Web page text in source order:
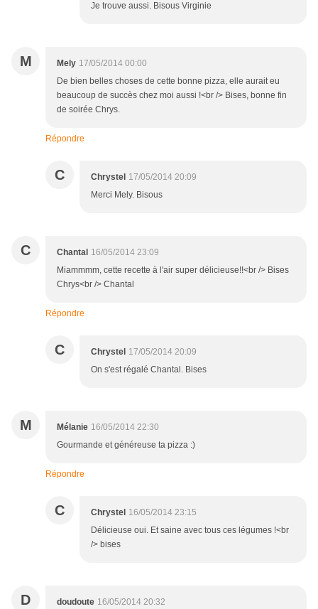
Je trouve aussi. Bisous Virginie
M Mely 17/05/2014 00:00
De bien belles choses de cette bonne pizza, elle aurait eu
beaucoup de succès chez moi aussi !<br /> Bises, bonne fin
de soirée Chrys.
Répondre
C Chrystel 17/05/2014 20:09
Merci Mely. Bisous
C Chantal 16/05/2014 23:09
Miammmm, cette recette à l'air super délicieuse!!<br /> Bises
Chrys<br /> Chantal
Répondre
C Chrystel 17/05/2014 20:09
On s'est régalé Chantal. Bises
M Mélanie 16/05/2014 22:30
Gourmande et généreuse ta pizza :)
Répondre
C Chrystel 16/05/2014 23:15
Délicieuse oui. Et saine avec tous ces légumes !<br
/> bises
D doudoute 16/05/2014 20:32